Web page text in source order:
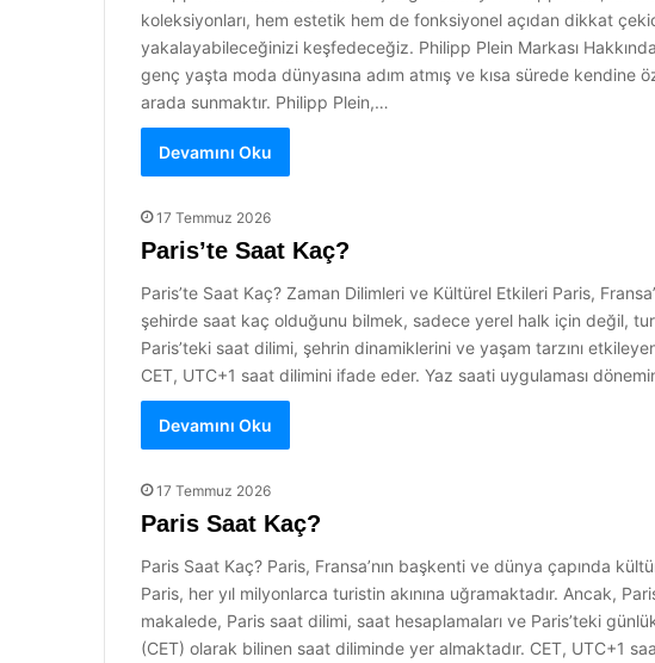
koleksiyonları, hem estetik hem de fonksiyonel açıdan dikkat
yakalayabileceğinizi keşfedeceğiz. Philipp Plein Markası
genç yaşta moda dünyasına adım atmış ve kısa sürede kendine
arada sunmaktır. Philipp Plein,…
Devamını Oku
17 Temmuz 2026
Paris’te Saat Kaç?
Paris’te Saat Kaç? Zaman Dilimleri ve Kültürel Etkileri Paris,
şehirde saat kaç olduğunu bilmek, sadece yerel halk için değil,
Paris’teki saat dilimi, şehrin dinamiklerini ve yaşam tarzını
CET, UTC+1 saat dilimini ifade eder. Yaz saati uygulaması
Devamını Oku
17 Temmuz 2026
Paris Saat Kaç?
Paris Saat Kaç? Paris, Fransa’nın başkenti ve dünya çapında
Paris, her yıl milyonlarca turistin akınına uğramaktadır. Ancak,
makalede, Paris saat dilimi, saat hesaplamaları ve Paris’teki
(CET) olarak bilinen saat diliminde yer almaktadır. CET, UTC+1